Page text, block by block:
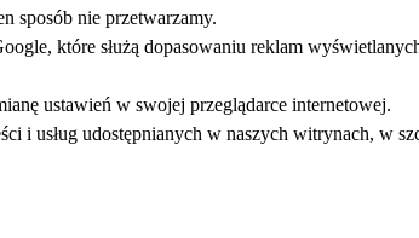
sposób nie przetwarzamy.
które służą dopasowaniu reklam
ustawień w swojej przeglądarce internetowej.
i usług udostępnianych w naszych witrynach, w